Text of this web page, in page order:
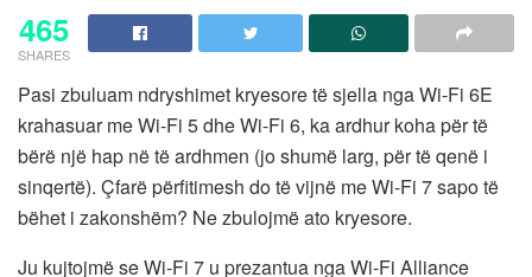
465
SHARES
Pasi zbuluam ndryshimet kryesore të sjella nga Wi-Fi 6E
krahasuar me Wi-Fi 5 dhe Wi-Fi 6, ka ardhur koha për të
bërë një hap në të ardhmen (jo shumë larg, për të qenë i
sinqertë). Çfarë përfitimesh do të vijnë me Wi-Fi 7 sapo të
bëhet i zakonshëm? Ne zbulojmë ato kryesore.
Ju kujtojmë se Wi-Fi 7 u prezantua nga Wi-Fi Alliance